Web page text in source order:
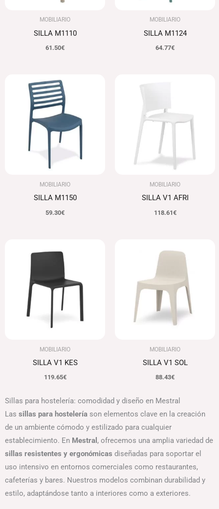
MOBILIARIO
SILLA M1110
61.50€
MOBILIARIO
SILLA M1124
64.77€
MOBILIARIO
SILLA M1150
59.30€
MOBILIARIO
SILLA V1 AFRI
118.61€
MOBILIARIO
SILLA V1 KES
119.65€
MOBILIARIO
SILLA V1 SOL
88.43€
Sillas para hostelería: comodidad y diseño en Mestral
Las sillas para hostelería son elementos clave en la creación
de un ambiente cómodo y estilizado para cualquier
establecimiento. En Mestral , ofrecemos una amplia variedad de
sillas resistentes y ergonómicas diseñadas para soportar el
uso intensivo en entornos comerciales como restaurantes,
cafeterías y bares. Nuestros modelos combinan durabilidad y
estilo, adaptándose tanto a interiores como a exteriores.